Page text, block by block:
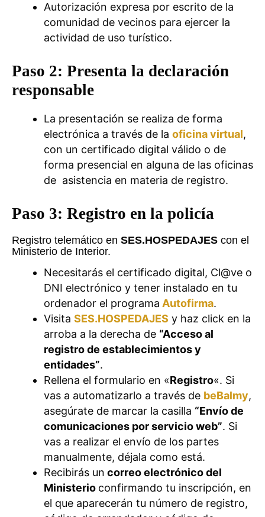
Autorización expresa por escrito de la
comunidad de vecinos para ejercer la
actividad de uso turístico.
Paso 2: Presenta la declaración
responsable
La presentación se realiza de forma
electrónica a través de la oficina virtual,
con un certificado digital válido o de
forma presencial en alguna de las oficinas
de asistencia en materia de registro.
Paso 3: Registro en la policía
Registro telemático en SES.HOSPEDAJES con el
Ministerio de Interior.
Necesitarás el certificado digital, Cl@ve o
DNI electrónico y tener instalado en tu
ordenador el programa Autofirma.
Visita SES.HOSPEDAJES y haz click en la
arroba a la derecha de “Acceso al
registro de establecimientos y
entidades”.
Rellena el formulario en «Registro«. Si
vas a automatizarlo a través de beBalmy,
asegúrate de marcar la casilla “Envío de
comunicaciones por servicio web”. Si
vas a realizar el envío de los partes
manualmente, déjala como está.
Recibirás un correo electrónico del
Ministerio confirmando tu inscripción, en
el que aparecerán tu número de registro,